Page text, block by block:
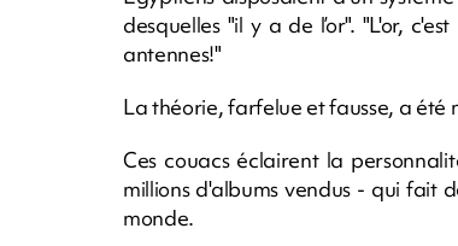
desquelles "il y a de l’or". "L'or,
antennes!"
La théorie, farfelue et fausse, a été
Ces couacs éclairent la
millions d'albums vendus - qui fait
monde.